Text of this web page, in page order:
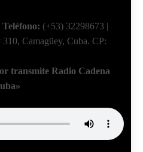
Teléfono: (+53) 32298673 |
Camagüey, Cuba. CP:
transmite Radio Cadena